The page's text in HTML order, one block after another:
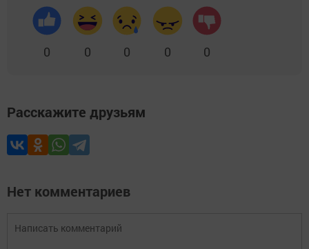
0 0 0 0 0
Расскажите друзьям
Нет комментариев